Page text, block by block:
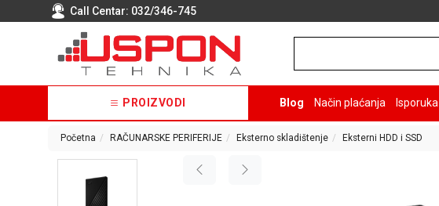
Call Centar: 032/346-745
PROIZVODI Blog Način plaćanja Isporuka
Početna RAČUNARSKE PERIFERIJE Eksterno skladištenje Eksterni HDD i SSD